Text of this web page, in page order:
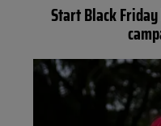
Start Black